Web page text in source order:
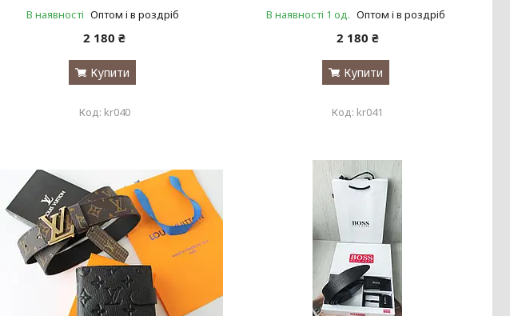
В наявності Оптом і в роздріб
2 180 ₴
Купити
kr040
В наявності 1 од. Оптом і в роздріб
2 180 ₴
Купити
kr041